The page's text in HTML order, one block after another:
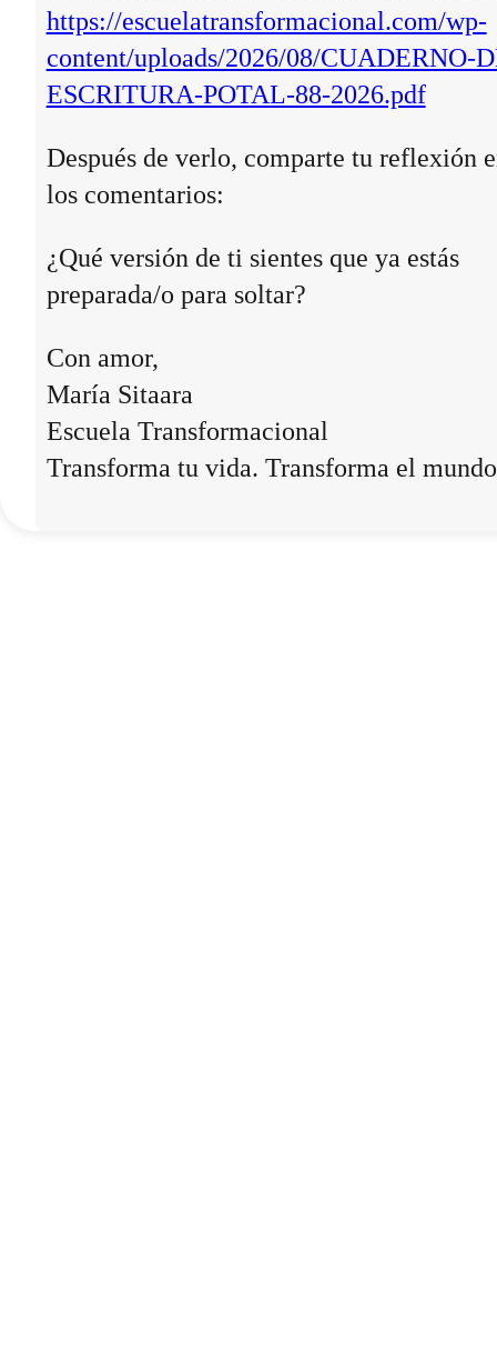
https://escuelatransformacional.com/wp-
content/uploads/2026/08/CUADERNO-
ESCRITURA-POTAL-88-2026.pdf
Después de verlo, comparte tu reflexión
los comentarios:
¿Qué versión de ti sientes que ya estás
preparada/o para soltar?
Con amor,
María Sitaara
Escuela Transformacional
Transforma tu vida. Transforma el